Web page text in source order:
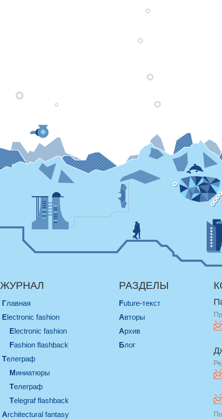
ЖУРНАЛ
Главная
electronic fashion
electronic fashion
Fashion flashback
телеграф
миниатюры
телеграф
Telegraf flashback
architectural fantasy
РАЗДЕЛЫ
Future-текст
Авторы
Архив
Блог